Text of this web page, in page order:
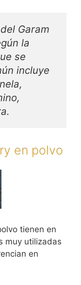
Garam
la
se
incluye
en polvo
tienen en
muy utilizadas
en